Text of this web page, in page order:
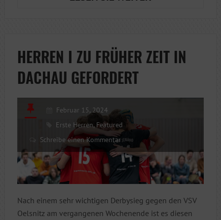
HERREN I ZU FRÜHER ZEIT IN
DACHAU GEFORDERT
Februar 15, 2024
Erste Herren, Featured
Schreibe einen Kommentar
Nach einem sehr wichtigen Derbysieg gegen den VSV
Oelsnitz am vergangenen Wochenende ist es diesen